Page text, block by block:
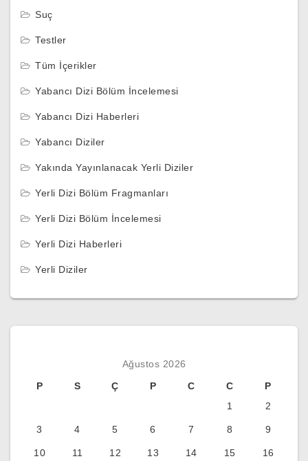
Suç
Testler
Tüm İçerikler
Yabancı Dizi Bölüm İncelemesi
Yabancı Dizi Haberleri
Yabancı Diziler
Yakında Yayınlanacak Yerli Diziler
Yerli Dizi Bölüm Fragmanları
Yerli Dizi Bölüm İncelemesi
Yerli Dizi Haberleri
Yerli Diziler
Ağustos 2026
P
S Ç P C C
P
1
2
3 4 5 6 7 8 9
10 11 12 13 14 15 16